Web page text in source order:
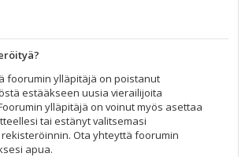
foorumin ylläpitäjä on poistanut
estääkseen uusia vierailijoita
ylläpitäjä on voinut myös asettaa
tai estänyt valitsemasi
Ota yhteyttä foorumin
apua.